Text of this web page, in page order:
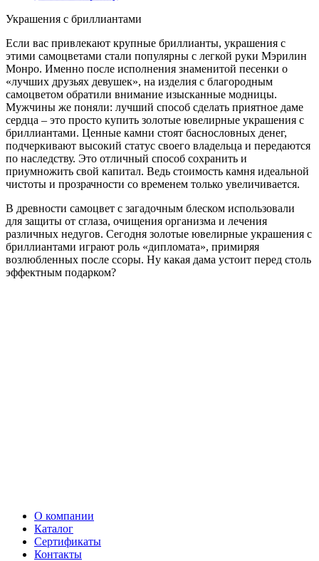
Украшения с бриллиантами
Если вас привлекают крупные бриллианты, украшения с
этими самоцветами стали популярны с легкой руки Мэрилин
Монро. Именно после исполнения знаменитой песенки о
«лучших друзьях девушек», на изделия с благородным
самоцветом обратили внимание изысканные модницы.
Мужчины же поняли: лучший способ сделать приятное даме
сердца – это просто купить золотые ювелирные украшения с
бриллиантами. Ценные камни стоят баснословных денег,
подчеркивают высокий статус своего владельца и передаются
по наследству. Это отличный способ сохранить и
приумножить свой капитал. Ведь стоимость камня идеальной
чистоты и прозрачности со временем только увеличивается.
В древности самоцвет с загадочным блеском использовали
для защиты от сглаза, очищения организма и лечения
различных недугов. Сегодня золотые ювелирные украшения с
бриллиантами играют роль «дипломата», примиряя
возлюбленных после ссоры. Ну какая дама устоит перед столь
эффектным подарком?
О компании
Каталог
Сертификаты
Контакты